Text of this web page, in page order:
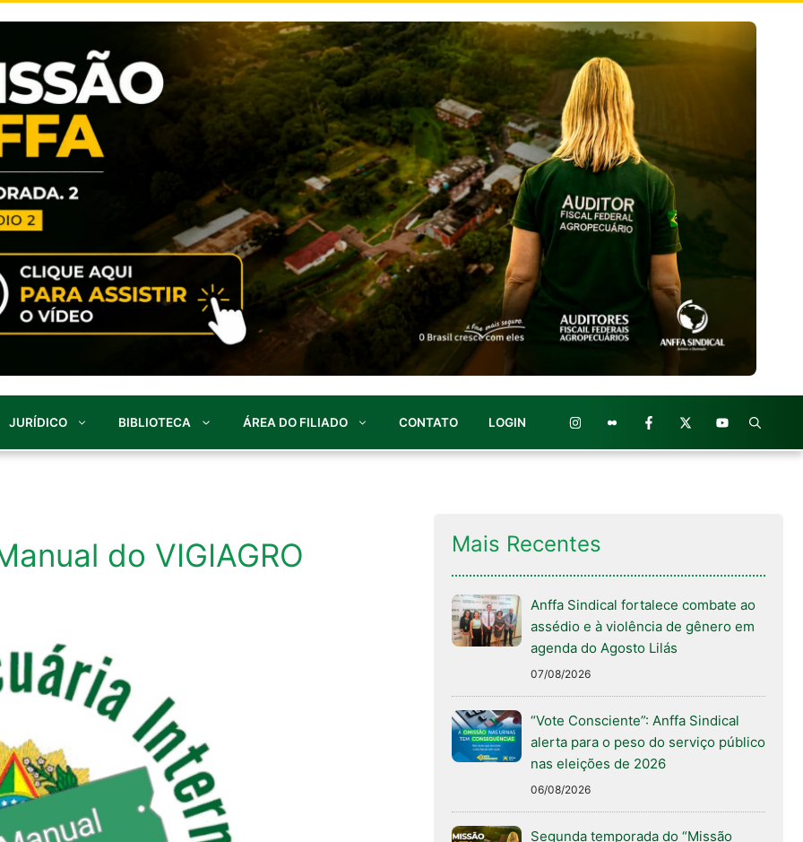
JURÍDICO BIBLIOTECA ÁREA DO FILIADO CONTATO LOGIN
do VIGIAGRO Mais Recentes
Anffa Sindical fortalece combate ao
assédio e à violência de gênero em
agenda do Agosto Lilás
07/08/2026
“Vote Consciente”: Anffa Sindical
alerta para o peso do serviço público
nas eleições de 2026
06/08/2026
Segunda temporada do “Missão